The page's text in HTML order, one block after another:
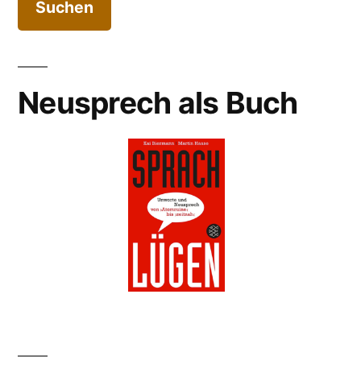
Neusprech als Buch